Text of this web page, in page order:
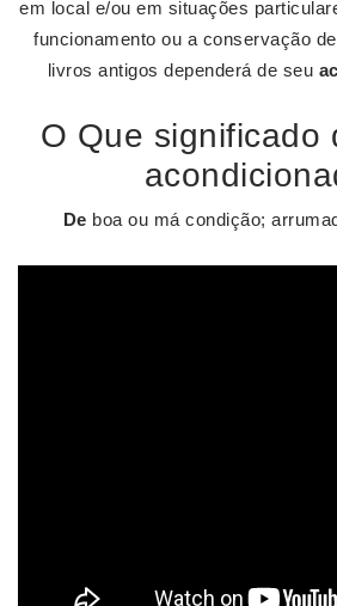
em local e/ou em situações
funcionamento ou a conservação
livros antigos dependerá de seu
O Que significado
De boa ou má condição;